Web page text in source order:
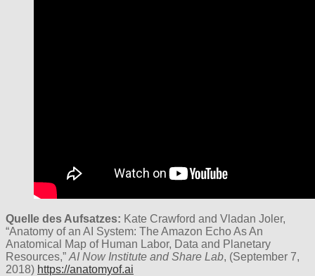
Quelle des Aufsatzes: Kate Crawford and Vladan Joler,
“Anatomy of an AI System: The Amazon Echo As An
Anatomical Map of Human Labor, Data and Planetary
Resources,” AI Now Institute and Share Lab, (September 7,
2018) https://anatomyof.ai